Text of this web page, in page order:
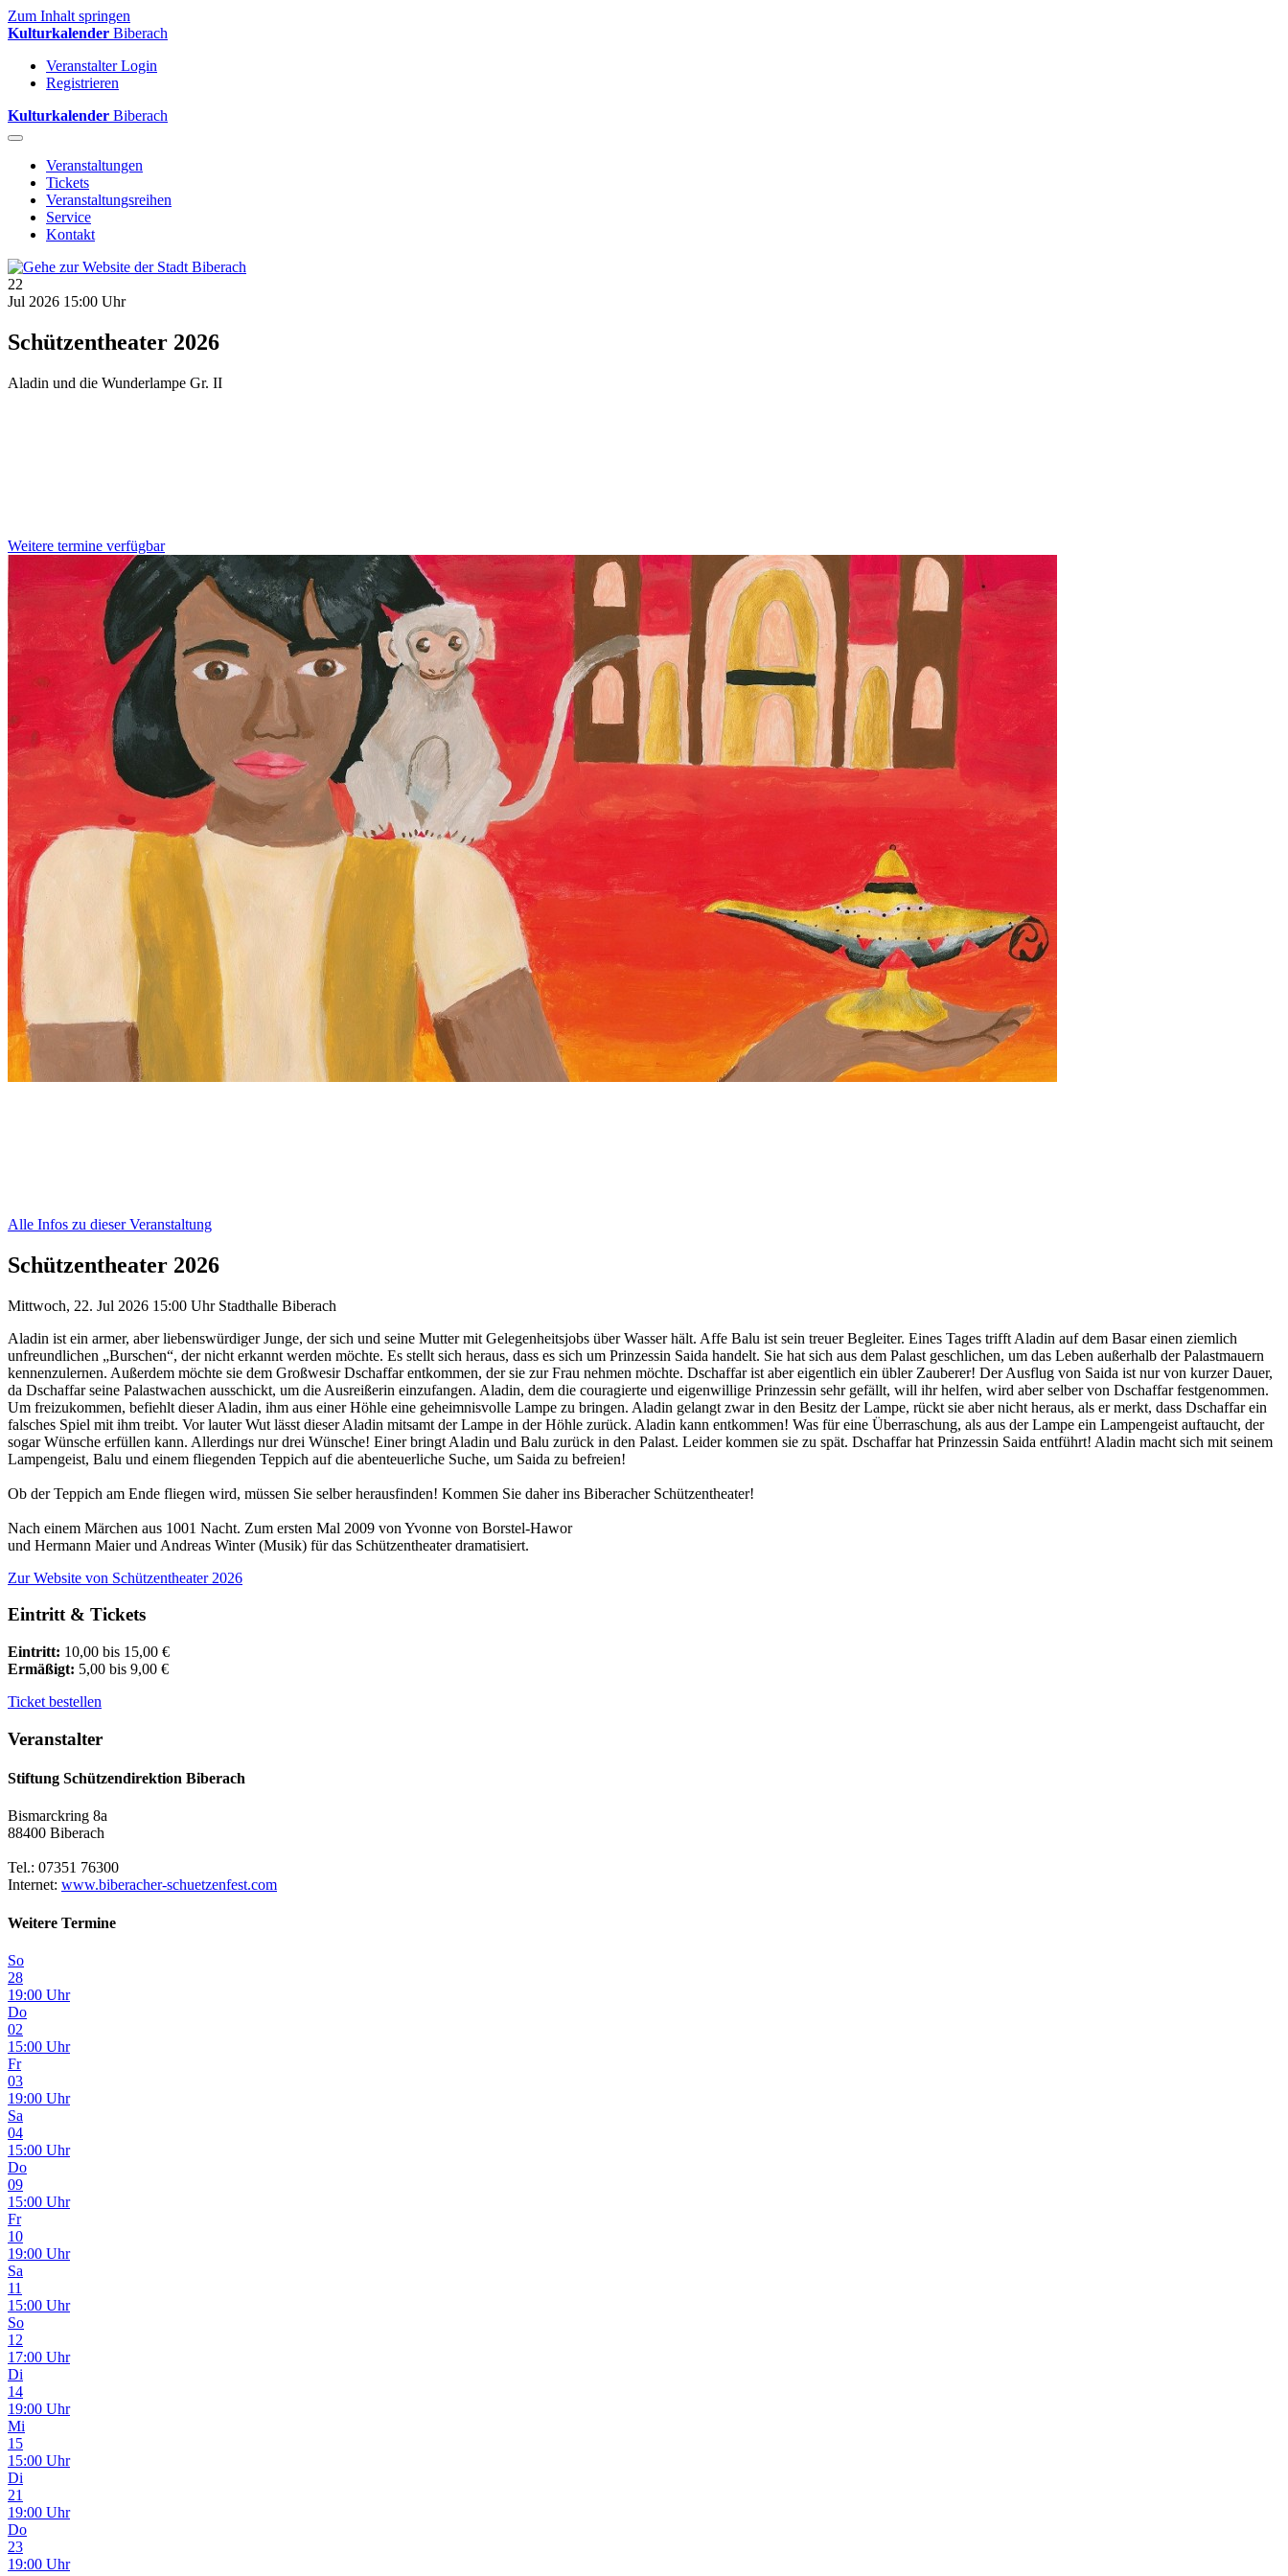
Zum Inhalt springen
Kulturkalender Biberach
Veranstalter Login
Registrieren
Kulturkalender Biberach
Veranstaltungen
Tickets
Veranstaltungsreihen
Service
Kontakt
22
Jul 2026 15:00 Uhr
Schützentheater 2026
Aladin und die Wunderlampe Gr. II
Weitere termine verfügbar
Alle Infos zu dieser Veranstaltung
Schützentheater 2026
Mittwoch, 22. Jul 2026 15:00 Uhr Stadthalle Biberach
Aladin ist ein armer, aber liebenswürdiger Junge, der sich und seine Mutter mit Gelegenheitsjobs über Wasser hält. Affe Balu ist sein treuer Begleiter. Eines Tages trifft Aladin auf dem Basar einen ziemlich
unfreundlichen „Burschen“, der nicht erkannt werden möchte. Es stellt sich heraus, dass es sich um Prinzessin Saida handelt. Sie hat sich aus dem Palast geschlichen, um das Leben außerhalb der Palastmauern
kennenzulernen. Außerdem möchte sie dem Großwesir Dschaffar entkommen, der sie zur Frau nehmen möchte. Dschaffar ist aber eigentlich ein übler Zauberer! Der Ausflug von Saida ist nur von kurzer Dauer,
da Dschaffar seine Palastwachen ausschickt, um die Ausreißerin einzufangen. Aladin, dem die couragierte und eigenwillige Prinzessin sehr gefällt, will ihr helfen, wird aber selber von Dschaffar festgenommen.
Um freizukommen, befiehlt dieser Aladin, ihm aus einer Höhle eine geheimnisvolle Lampe zu bringen. Aladin gelangt zwar in den Besitz der Lampe, rückt sie aber nicht heraus, als er merkt, dass Dschaffar ein
falsches Spiel mit ihm treibt. Vor lauter Wut lässt dieser Aladin mitsamt der Lampe in der Höhle zurück. Aladin kann entkommen! Was für eine Überraschung, als aus der Lampe ein Lampengeist auftaucht, der
sogar Wünsche erfüllen kann. Allerdings nur drei Wünsche! Einer bringt Aladin und Balu zurück in den Palast. Leider kommen sie zu spät. Dschaffar hat Prinzessin Saida entführt! Aladin macht sich mit seinem
Lampengeist, Balu und einem fliegenden Teppich auf die abenteuerliche Suche, um Saida zu befreien!
Ob der Teppich am Ende fliegen wird, müssen Sie selber herausfinden! Kommen Sie daher ins Biberacher Schützentheater!
Nach einem Märchen aus 1001 Nacht. Zum ersten Mal 2009 von Yvonne von Borstel-Hawor
und Hermann Maier und Andreas Winter (Musik) für das Schützentheater dramatisiert.
Zur Website von Schützentheater 2026
Eintritt & Tickets
Eintritt: 10,00 bis 15,00 €
Ermäßigt: 5,00 bis 9,00 €
Ticket bestellen
Veranstalter
Stiftung Schützendirektion Biberach
Bismarckring 8a
88400 Biberach
Tel.: 07351 76300
Internet: www.biberacher-schuetzenfest.com
Weitere Termine
So
28
19:00 Uhr
Do
02
15:00 Uhr
Fr
03
19:00 Uhr
Sa
04
15:00 Uhr
Do
09
15:00 Uhr
Fr
10
19:00 Uhr
Sa
11
15:00 Uhr
So
12
17:00 Uhr
Di
14
19:00 Uhr
Mi
15
15:00 Uhr
Di
21
19:00 Uhr
Do
23
19:00 Uhr